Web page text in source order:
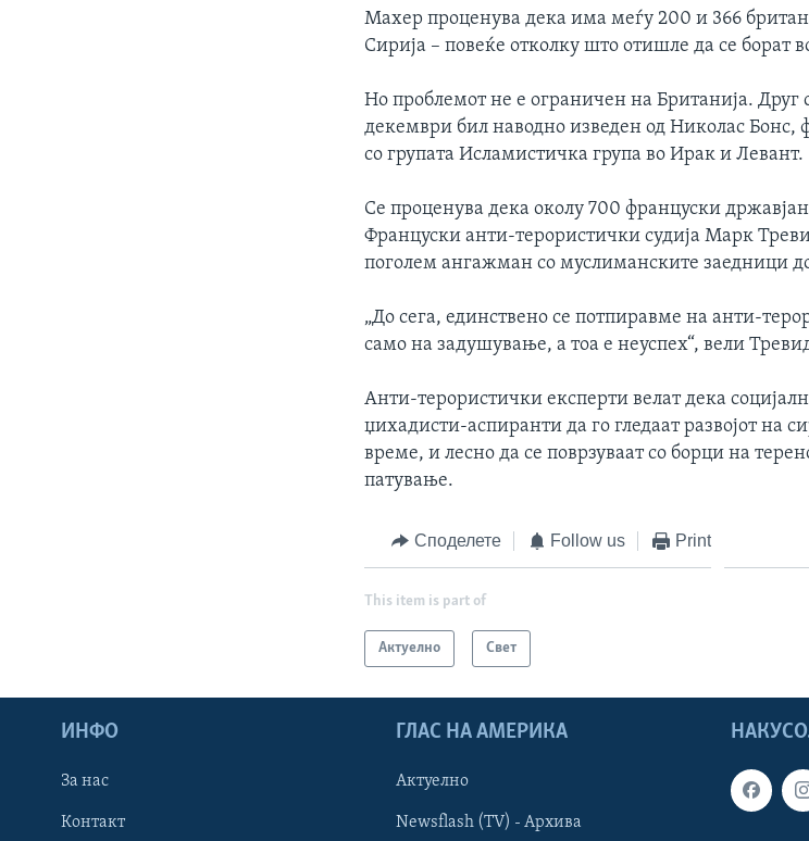
Махер проценува дека има меѓу 200 и 366
Сирија – повеќе отколку што отишле да се борат
Но проблемот не е ограничен на Британија. Друг
декември бил наводно изведен од Николас Бонс,
со групата Исламистичка група во Ирак и Левант.
Се проценува дека околу 700 француски
Француски анти-терористички судија Марк
поголем ангажман со муслиманските заедници
„До сега, единствено се потпиравме на анти-
само на задушување, а тоа е неуспех“, вели
Анти-терористички експерти велат дека
џихадисти-аспиранти да го гледаат развојот на
време, и лесно да се поврзуваат со борци на
патување.
Споделете Follow us Print
This item is part of
Актуелно Свет
ИНФО
За нас
Контакт
ГЛАС НА АМЕРИКА
Актуелно
Newsflash (TV) - Архива